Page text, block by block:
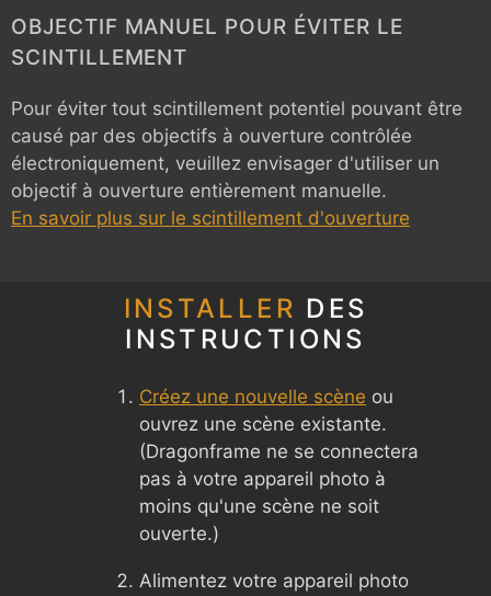
OBJECTIF MANUEL POUR ÉVITER LE
SCINTILLEMENT
Pour éviter tout scintillement potentiel pouvant être
causé par des objectifs à ouverture contrôlée
électroniquement, veuillez envisager d'utiliser un
objectif à ouverture entièrement manuelle.
En savoir plus sur le scintillement d'ouverture
INSTALLER DES
INSTRUCTIONS
Créez une nouvelle scène ou
ouvrez une scène existante.
(Dragonframe ne se connectera
pas à votre appareil photo à
moins qu'une scène ne soit
ouverte.)
Alimentez votre appareil photo